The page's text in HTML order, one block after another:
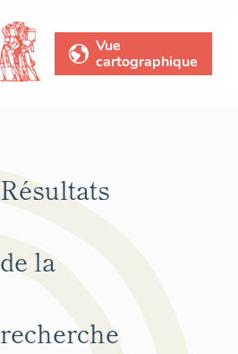
Vue
cartographique
Résultats
de la
recherche